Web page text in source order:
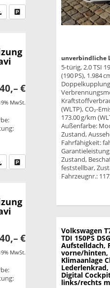
Sie an
PDF-Datei, Fahrzeugexposé drucken
Drucken, parken oder
€
MwSt.
Sie an
PDF-Datei, Fahrzeugexposé drucken
Drucken, parken oder
€
MwSt.
unverbindliche
5-türig, 2.0 TSI
(190 PS), 1.984
(WLTP), CO₂-
173.00 g/km
Außenfarbe:
Zustand,
Fahrfähigkeit:
Zustand,
feststellbar,
Fahrzeugnr.:
Volkswagen
TDI 150PS
Aufstelldach,
vorne/hinten,
Klimaanlage
Lederlenkrad,
Digital
links/rechts